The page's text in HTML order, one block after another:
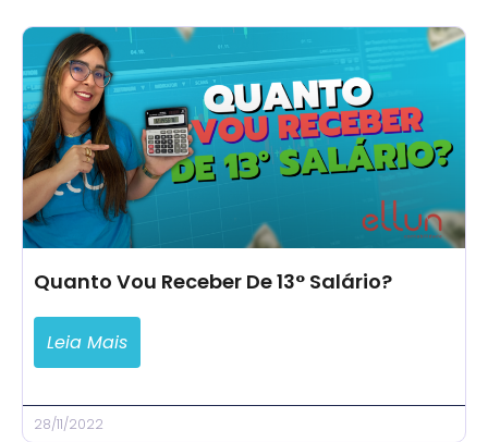
Quanto Vou Receber De 13° Salário?
Leia Mais
28/11/2022